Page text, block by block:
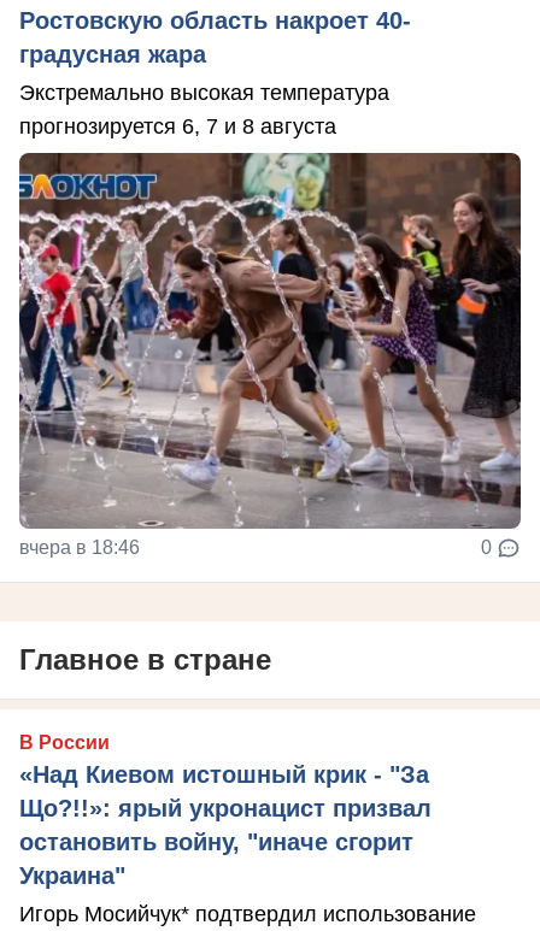
Ростовскую область накроет 40-
градусная жара
Экстремально высокая температура
прогнозируется 6, 7 и 8 августа
вчера в 18:46 0
Главное в стране
В России
«Над Киевом истошный крик - "За
Що?!!»: ярый укронацист призвал
остановить войну, "иначе сгорит
Украина"
Игорь Мосийчук* подтвердил использование